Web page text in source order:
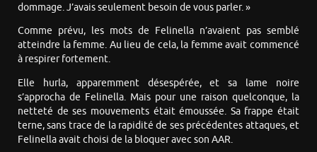
dommage. J’avais seulement besoin de vous parler. »
Comme prévu, les mots de Felinella n’avaient pas semblé
atteindre la femme. Au lieu de cela, la femme avait commencé
à respirer fortement.
Elle hurla, apparemment désespérée, et sa lame noire
s’approcha de Felinella. Mais pour une raison quelconque, la
netteté de ses mouvements était émoussée. Sa frappe était
terne, sans trace de la rapidité de ses précédentes attaques, et
Felinella avait choisi de la bloquer avec son AAR.